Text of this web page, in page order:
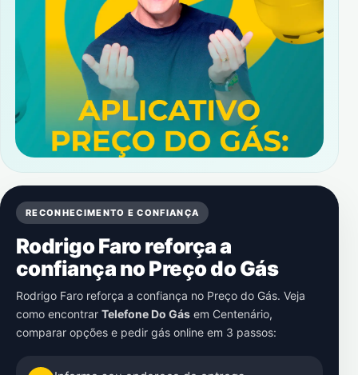
RECONHECIMENTO E CONFIANÇA
Rodrigo Faro reforça a
confiança no Preço do Gás
Rodrigo Faro reforça a confiança no Preço do Gás. Veja
como encontrar Telefone Do Gás em Centenário,
comparar opções e pedir gás online em 3 passos: